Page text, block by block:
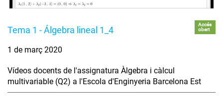
Tema 1 - Álgebra lineal 1_4
Accés
obert
1 de març 2020
Vídeos docents de l'assignatura Àlgebra i càlcul
multivariable (Q2) a l'Escola d'Enginyeria Barcelona Est